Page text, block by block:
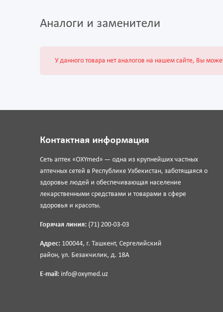
Аналоги и заменители
У данного товара нет аналогов на нашем сайте, Вы
Контактная информация
Сеть аптек «OXYmed» — одна из крупнейших частных
аптечных сетей в Республике Узбекистан, заботящаяся о
здоровье людей и обеспечивающая население
лекарственными средствами и товарами в сфере
здоровья и красоты.
Горячая линия: (71) 200-03-03
Адрес: 100044, г. Ташкент, Сергелийский
район, ул. Безакчилик, д. 18А
E-mail: info@oxymed.uz